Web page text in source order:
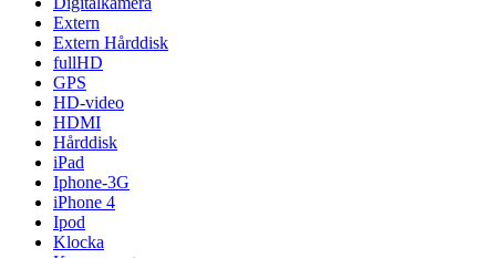
Extern
Extern Hårddisk
fullHD
GPS
HD-video
HDMI
Hårddisk
iPad
Iphone-3G
iPhone 4
Ipod
Klocka